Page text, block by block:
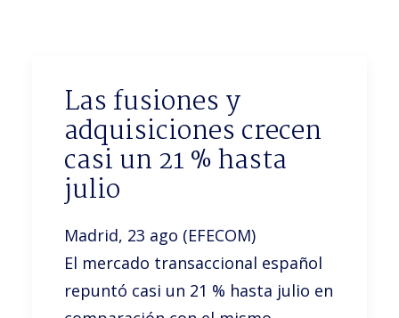
Las fusiones y
adquisiciones crecen
casi un 21 % hasta
julio
Madrid, 23 ago (EFECOM)
El mercado transaccional español
repuntó casi un 21 % hasta julio en